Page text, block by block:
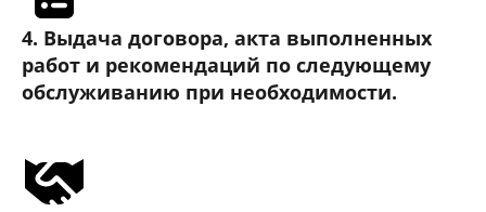
4. Выдача договора, акта выполненных
работ и рекомендаций по следующему
обслуживанию при необходимости.